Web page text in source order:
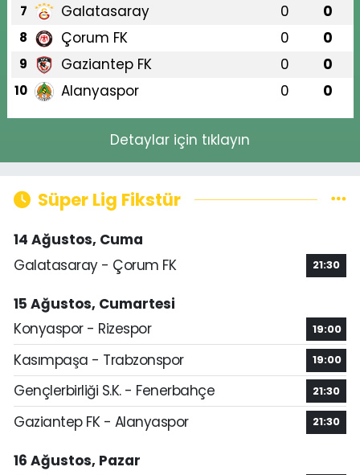
7 Galatasaray 0 0
8 Çorum FK 0 0
9 Gaziantep FK 0 0
10 Alanyaspor 0 0
Detaylar için tıklayın
Süper Lig Fikstür
14 Ağustos, Cuma
Galatasaray - Çorum FK
21:30
15 Ağustos, Cumartesi
Konyaspor - Rizespor
19:00
Kasımpaşa - Trabzonspor 19:00
Gençlerbirliği S.K. - Fenerbahçe 21:30
Gaziantep FK - Alanyaspor 21:30
16 Ağustos, Pazar